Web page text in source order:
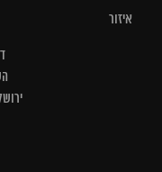
איזור